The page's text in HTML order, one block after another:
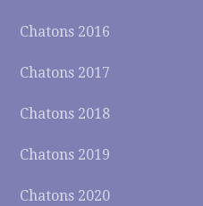
Chatons 2016
Chatons 2017
Chatons 2018
Chatons 2019
Chatons 2020